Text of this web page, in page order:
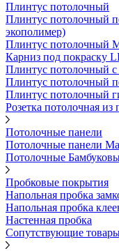
Плинтус потолочный
Плинтус потолочный
экополимер)
Плинтус потолочный
Карниз под покраску
Плинтус потолочный с
Плинтус потолочный
Плинтус потолочный
Розетка потолочная из
Потолочные панели
Потолочные панели
Потолочные
Пробковые покрытия
Напольная пробка
Напольная пробка
Настенная пробка
Сопутствующие